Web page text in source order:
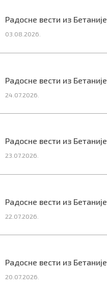
Радосне вести из
03.08.2026.
Радосне вести из
24.07.2026.
Радосне вести из
23.07.2026.
Радосне вести из
22.07.2026.
Радосне вести из
20.07.2026.